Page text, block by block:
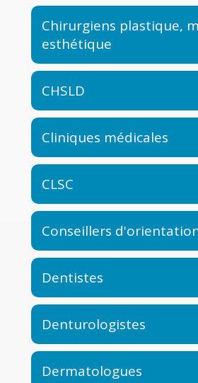
Chirurgiens plastique,
esthétique
CHSLD
Cliniques médicales
CLSC
Conseillers
Dentistes
Denturologistes
Dermatologues